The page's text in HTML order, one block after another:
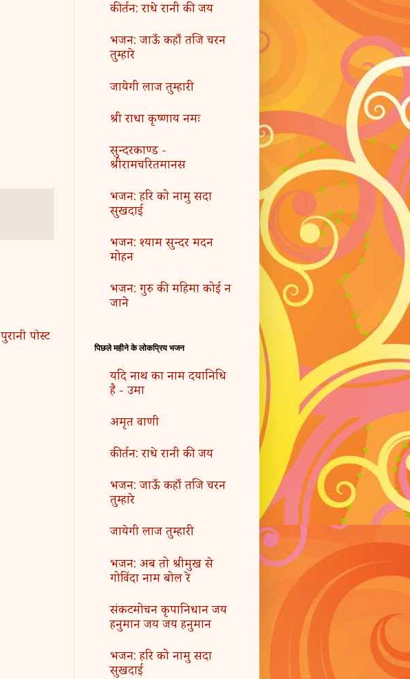
पुरानी पोस्ट
कीर्तन: राधे रानी की जय
भजन: जाऊँ कहाँ तजि चरन
तुम्हारे
जायेगी लाज तुम्हारी
श्री राधा कृष्णाय नमः
सुन्दरकाण्ड -
श्रीरामचरितमानस
भजन: हरि को नामु सदा
सुखदाई
भजन: श्याम सुन्दर मदन
मोहन
भजन: गुरु की महिमा कोई न
जाने
पिछले महीने के लोकप्रिय भजन
यदि नाथ का नाम दयानिधि
है - उमा
अमृत वाणी
कीर्तन: राधे रानी की जय
भजन: जाऊँ कहाँ तजि चरन
तुम्हारे
जायेगी लाज तुम्हारी
भजन: अब तो श्रीमुख से
गोविंदा नाम बोल रे
संकटमोचन कृपानिधान जय
हनुमान जय जय हनुमान
भजन: हरि को नामु सदा
सुखदाई